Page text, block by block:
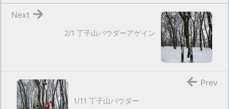
2/1 丁子山パウダーアゲイン
Next
1/11 丁子山パウダー
Prev